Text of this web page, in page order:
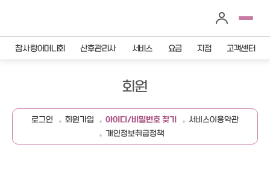
참사랑어머니회 산후관리사 서비스 요금 지점 고객센터
회원
로그인 회원가입 아이디/비밀번호 찾기
서비스이용약관
개인정보취급정책